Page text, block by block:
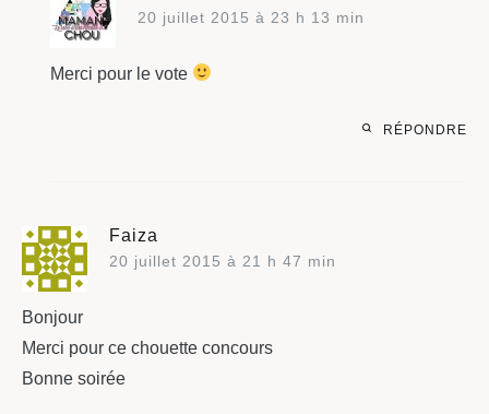
20 juillet 2015 à 23 h 13 min
Merci pour le vote
RÉPONDRE
Faiza
20 juillet 2015 à 21 h 47 min
Bonjour
Merci pour ce chouette concours
Bonne soirée